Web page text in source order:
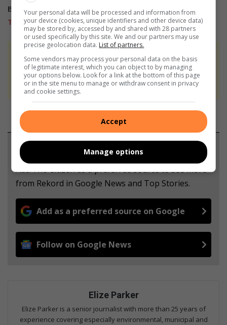
Besoek ook ons Facebook,TwitterenInstagramen
TikTok.
At Caxton, every story is written by humans.
We use AI only to perform quality checks -
never to generate the news. Happy reading!
Support local journalism
Add The Citizen as a preferred source to see more
from Rekord in Google News and Top Stories.
Add as a preferred source on Google
Follow on Google News
Elize Parker
Elize Parker is a senior journalist with more than 25 years of
experience covering especially environmental, municipal and
Your personal data will be processed and information from
your device (cookies, unique identifiers and other device data)
may be stored by, accessed by and shared with 28 partners
or used specifically by this site. We and our partners may use
precise geolocation data. List of partners.
Some vendors may process your personal data on the basis
of legitimate interest, which you can object to by managing
your options below. Look for a link at the bottom of this page
or in the site menu to manage or withdraw consent in privacy
and cookie settings.
Accept
Manage options